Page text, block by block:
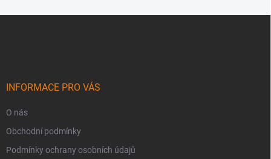
INFORMACE PRO VÁS
O nás
Obchodní podmínky
Podmínky ochrany osobních údajů